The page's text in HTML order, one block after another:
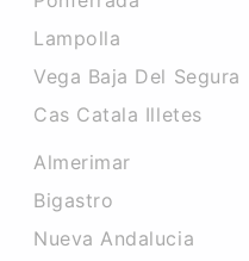
Lampolla
Vega Baja Del Segura
Cas Catala Illetes
Almerimar
Bigastro
Nueva Andalucia